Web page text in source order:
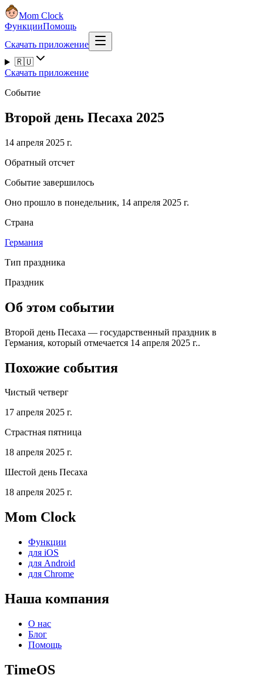
Mom Clock
ФункцииПомощь
Скачать приложение
🇷🇺
Скачать приложение
Событие
Второй день Песаха 2025
14 апреля 2025 г.
Обратный отсчет
Событие завершилось
Оно прошло в понедельник, 14 апреля 2025 г.
Страна
Германия
Тип праздника
Праздник
Об этом событии
Второй день Песаха — государственный праздник в
Германия, который отмечается 14 апреля 2025 г..
Похожие события
Чистый четверг
17 апреля 2025 г.
Страстная пятница
18 апреля 2025 г.
Шестой день Песаха
18 апреля 2025 г.
Mom Clock
Функции
для iOS
для Android
для Chrome
Наша компания
О нас
Блог
Помощь
TimeOS